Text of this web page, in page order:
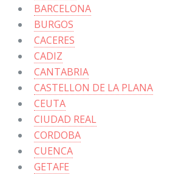
BARCELONA
BURGOS
CACERES
CADIZ
CANTABRIA
CASTELLON DE LA PLANA
CEUTA
CIUDAD REAL
CORDOBA
CUENCA
GETAFE